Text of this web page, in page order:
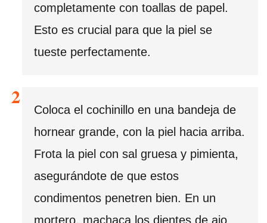
completamente con toallas de papel.
Esto es crucial para que la piel se
tueste perfectamente.
Coloca el cochinillo en una bandeja de
hornear grande, con la piel hacia arriba.
Frota la piel con sal gruesa y pimienta,
asegurándote de que estos
condimentos penetren bien. En un
mortero, machaca los dientes de ajo